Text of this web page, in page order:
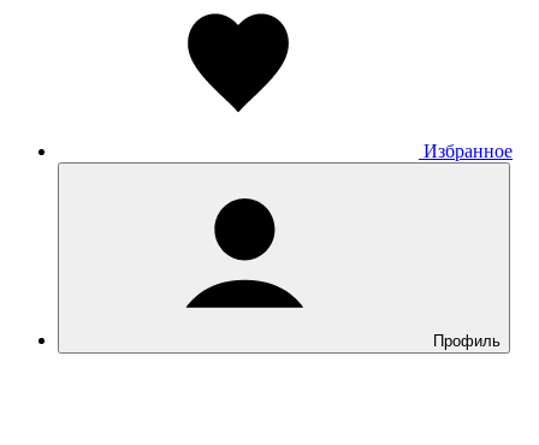
Фитнес-браслеты
Избранное
Профиль